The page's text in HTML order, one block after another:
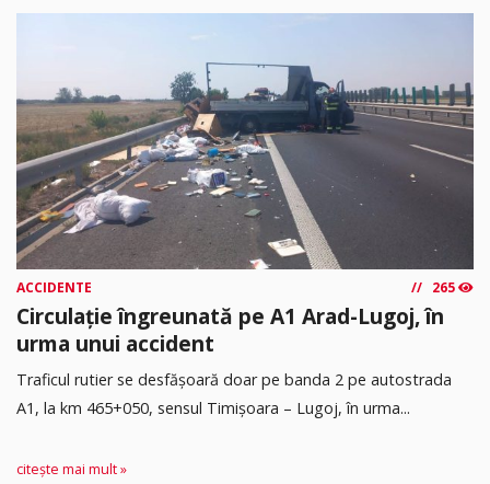
ACCIDENTE 265
Circulație îngreunată pe A1 Arad-Lugoj, în
urma unui accident
Traficul rutier se desfășoară doar pe banda 2 pe autostrada
A1, la km 465+050, sensul Timişoara – Lugoj, în urma...
citește mai mult »